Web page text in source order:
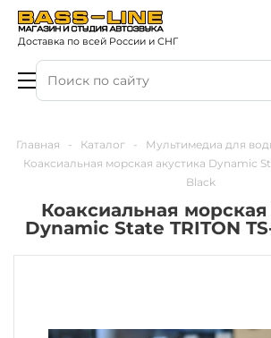
Доставка по всей России и СНГ
Главная - Каталог - Мультимедиа для
Коаксиальная морская акустика Dynamic
Black
Коаксиальная морская
Dynamic State TRITON